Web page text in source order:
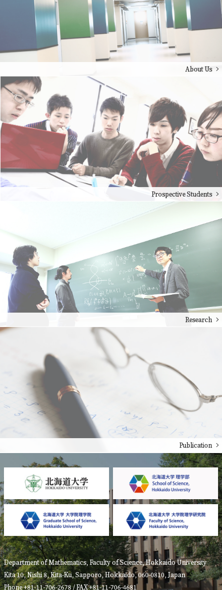
About Us
Prospective Students
Research
Publication
Department of Mathematics, Faculty of Science, Hokkaido University
Kita 10, Nishi 8, Kita-Ku, Sapporo, Hokkaido, 060-0810, Japan
Phone +81-11-706-2678 / FAX +81-11-706-4681